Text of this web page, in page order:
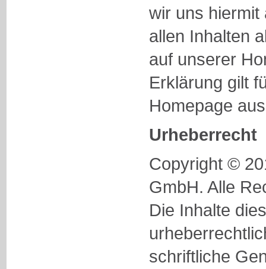
wir uns
allen Inhalten
auf unserer
Erklärung gilt
Homepage
Urheberrecht
Copyright ©
GmbH. Alle
Die Inhalte
schriftliche